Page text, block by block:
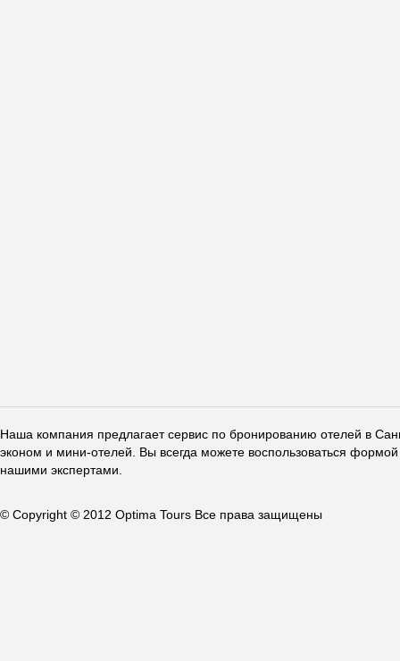
Наша компания предлагает сервис по бронированию отелей в
эконом и мини-отелей. Вы всегда можете воспользоваться
нашими экспертами.
© Copyright © 2012 Optima Tours Все права защищены